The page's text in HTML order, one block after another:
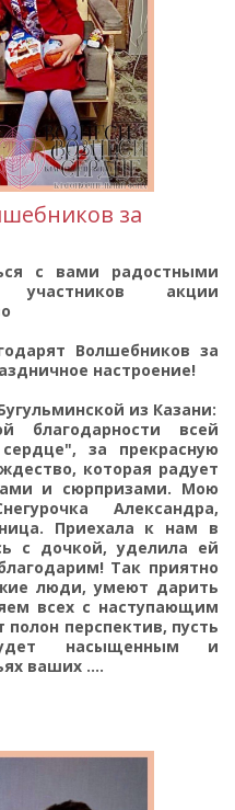
за
с вами радостными
акции
Волшебников за
настроение!
из Казани:
благодарности всей
за прекрасную
которая радует
и сюрпризами. Мою
Александра,
Приехала к нам в
с дочкой, уделила ей
Так приятно
люди, умеют дарить
всех с наступающим
перспектив, пусть
насыщенным и
ваших ....